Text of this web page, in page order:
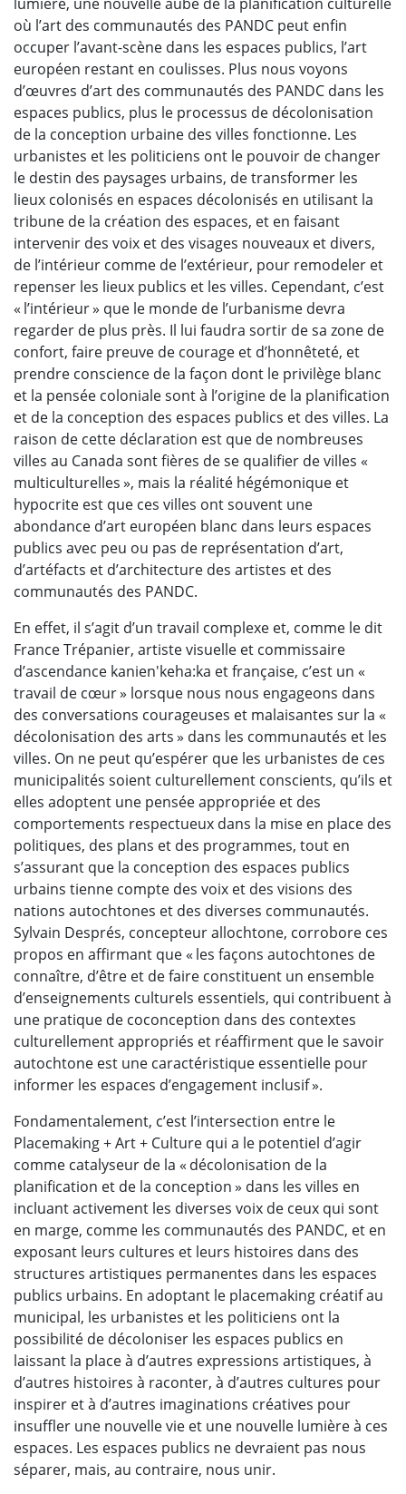
où l’art des communautés des PANDC peut enfin
occuper l’avant-scène dans les espaces publics, l’art
européen restant en coulisses. Plus nous voyons
d’œuvres d’art des communautés des PANDC dans les
espaces publics, plus le processus de décolonisation
de la conception urbaine des villes fonctionne. Les
urbanistes et les politiciens ont le pouvoir de changer
le destin des paysages urbains, de transformer les
lieux colonisés en espaces décolonisés en utilisant la
tribune de la création des espaces, et en faisant
intervenir des voix et des visages nouveaux et divers,
de l’intérieur comme de l’extérieur, pour remodeler et
repenser les lieux publics et les villes. Cependant, c’est
« l’intérieur » que le monde de l’urbanisme devra
regarder de plus près. Il lui faudra sortir de sa zone de
confort, faire preuve de courage et d’honnêteté, et
prendre conscience de la façon dont le privilège blanc
et la pensée coloniale sont à l’origine de la planification
et de la conception des espaces publics et des villes. La
raison de cette déclaration est que de nombreuses
villes au Canada sont fières de se qualifier de villes «
multiculturelles », mais la réalité hégémonique et
hypocrite est que ces villes ont souvent une
abondance d’art européen blanc dans leurs espaces
publics avec peu ou pas de représentation d’art,
d’artéfacts et d’architecture des artistes et des
communautés des PANDC.
En effet, il s’agit d’un travail complexe et, comme le dit
France Trépanier, artiste visuelle et commissaire
d’ascendance kanien'keha:ka et française, c’est un «
travail de cœur » lorsque nous nous engageons dans
des conversations courageuses et malaisantes sur la «
décolonisation des arts » dans les communautés et les
villes. On ne peut qu’espérer que les urbanistes de ces
municipalités soient culturellement conscients, qu’ils et
elles adoptent une pensée appropriée et des
comportements respectueux dans la mise en place des
politiques, des plans et des programmes, tout en
s’assurant que la conception des espaces publics
urbains tienne compte des voix et des visions des
nations autochtones et des diverses communautés.
Sylvain Després, concepteur allochtone, corrobore ces
propos en affirmant que « les façons autochtones de
connaître, d’être et de faire constituent un ensemble
d’enseignements culturels essentiels, qui contribuent à
une pratique de coconception dans des contextes
culturellement appropriés et réaffirment que le savoir
autochtone est une caractéristique essentielle pour
informer les espaces d’engagement inclusif ».
Fondamentalement, c’est l’intersection entre le
Placemaking + Art + Culture qui a le potentiel d’agir
comme catalyseur de la « décolonisation de la
planification et de la conception » dans les villes en
incluant activement les diverses voix de ceux qui sont
en marge, comme les communautés des PANDC, et en
exposant leurs cultures et leurs histoires dans des
structures artistiques permanentes dans les espaces
publics urbains. En adoptant le placemaking créatif au
municipal, les urbanistes et les politiciens ont la
possibilité de décoloniser les espaces publics en
laissant la place à d’autres expressions artistiques, à
d’autres histoires à raconter, à d’autres cultures pour
inspirer et à d’autres imaginations créatives pour
insuffler une nouvelle vie et une nouvelle lumière à ces
espaces. Les espaces publics ne devraient pas nous
séparer, mais, au contraire, nous unir.